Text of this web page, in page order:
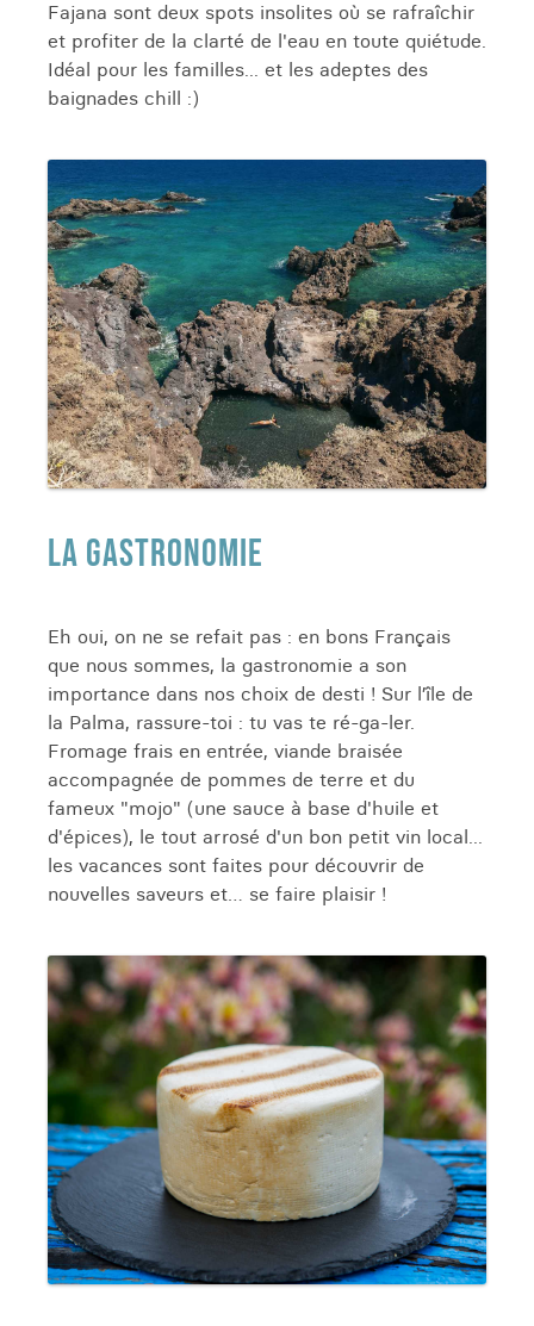
Fajana sont deux spots insolites où se rafraîchir
et profiter de la clarté de l'eau en toute quiétude.
Idéal pour les familles... et les adeptes des
baignades chill :)
LA GASTRONOMIE
Eh oui, on ne se refait pas : en bons Français
que nous sommes, la gastronomie a son
importance dans nos choix de desti ! Sur l’île de
la Palma, rassure-toi : tu vas te ré-ga-ler.
Fromage frais en entrée, viande braisée
accompagnée de pommes de terre et du
fameux "mojo" (une sauce à base d'huile et
d'épices), le tout arrosé d'un bon petit vin local...
les vacances sont faites pour découvrir de
nouvelles saveurs et… se faire plaisir !